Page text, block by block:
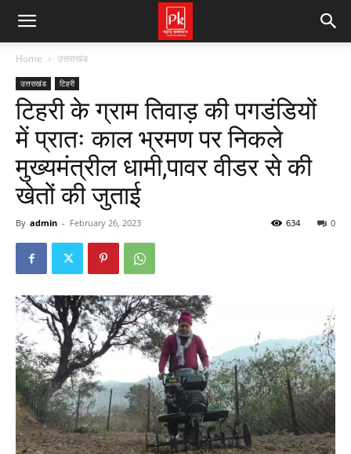
Home उत्तराखंड
उत्तराखंड टिहरी
टिहरी के ग्राम तिवाड़ की पगडंडियों
में प्रातः काल भ्रमण पर निकले
मुख्यमंत्रील धामी,पावर वीडर से की
खेतों की जुताई
By admin - February 26, 2023 0
634